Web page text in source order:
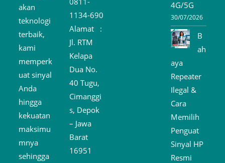
akan
teknologi
terbaik,
kami
memperk
uat sinyal
Anda
hingga
kekuatan
maksimu
mnya
sehingga
1134-690
Alamat :
Jl. RTM
Kelapa
Dua No.
40 Tugu,
Cimanggi
s, Depok
– Jawa
Barat
16951
4G/5G
30/07/2026
B
ah
aya
Repeater
Ilegal &
Cara
Memilih
Penguat
Sinyal HP
Resmi